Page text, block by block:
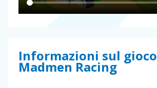
Informazioni sul gioco
Madmen Racing